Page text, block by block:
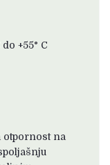
do +55° C
otpornost na